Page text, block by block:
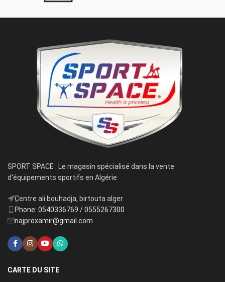
SPORT SPACE : Le magasin spécialisé dans la vente
d'équipements sportifs en Algérie
ِCentre ali bouhadja, birtouta alger
Phone: 0540336769 / 0555267300
najproxamir@gmail.com
CARTE DU SITE